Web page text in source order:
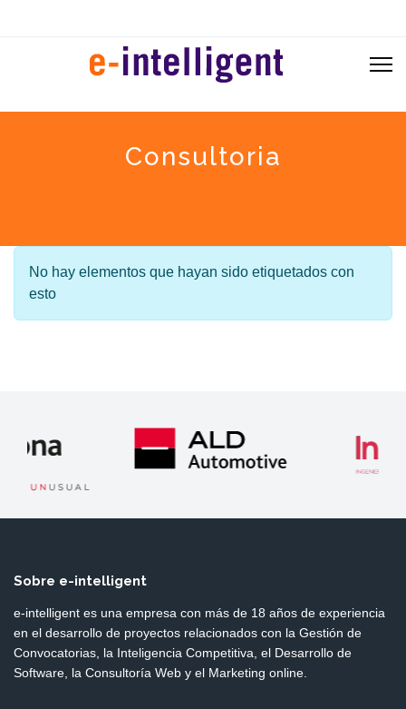
Consultoria
Información
No hay elementos que hayan sido etiquetados con
esto
Sobre e-intelligent
e-intelligent es una empresa con más de 18 años de experiencia
en el desarrollo de proyectos relacionados con la Gestión de
Convocatorias, la Inteligencia Competitiva, el Desarrollo de
Software, la Consultoría Web y el Marketing online.